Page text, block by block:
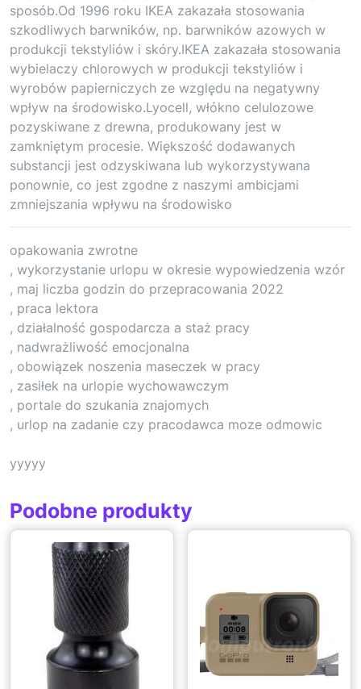
sposób.Od 1996 roku IKEA zakazała stosowania
szkodliwych barwników, np. barwników azowych w
produkcji tekstyliów i skóry.IKEA zakazała stosowania
wybielaczy chlorowych w produkcji tekstyliów i
wyrobów papierniczych ze względu na negatywny
wpływ na środowisko.Lyocell, włókno celulozowe
pozyskiwane z drewna, produkowany jest w
zamkniętym procesie. Większość dodawanych
substancji jest odzyskiwana lub wykorzystywana
ponownie, co jest zgodne z naszymi ambicjami
zmniejszania wpływu na środowisko
opakowania zwrotne
, wykorzystanie urlopu w okresie wypowiedzenia wzór
, maj liczba godzin do przepracowania 2022
, praca lektora
, działalność gospodarcza a staż pracy
, nadwrażliwość emocjonalna
, obowiązek noszenia maseczek w pracy
, zasiłek na urlopie wychowawczym
, portale do szukania znajomych
, urlop na zadanie czy pracodawca moze odmowic
yyyyy
Podobne produkty